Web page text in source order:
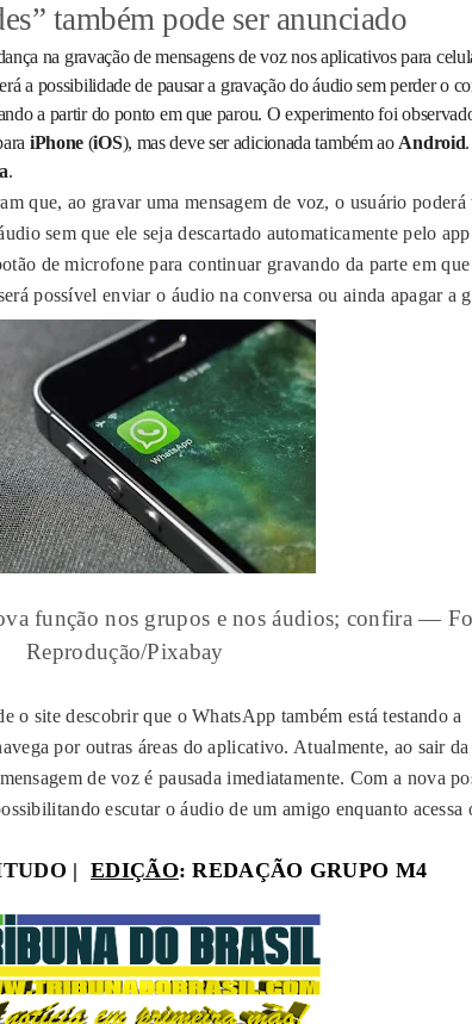
também pode ser anunciado
na gravação de mensagens de voz nos aplicativos para
a possibilidade de pausar a gravação do áudio sem perder o
a partir do ponto em que parou. O experimento foi
iPhone (iOS), mas deve ser adicionada também ao Android
.
que, ao gravar uma mensagem de voz, o usuário poderá
sem que ele seja descartado automaticamente pelo
de microfone para continuar gravando da parte em
possível enviar o áudio na conversa ou ainda apagar a
função nos grupos e nos áudios; confira —
Reprodução/Pixabay
o site descobrir que o WhatsApp também está testando a
por outras áreas do aplicativo. Atualmente, ao sair da
de voz é pausada imediatamente. Com a nova
escutar o áudio de um amigo enquanto acessa
| EDIÇÃO: REDAÇÃO GRUPO M4